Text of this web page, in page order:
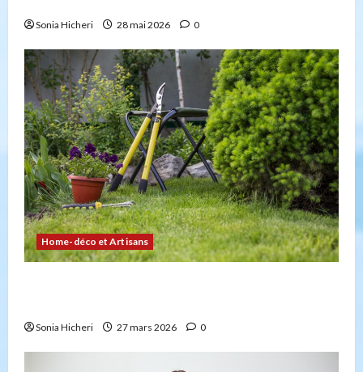
Sonia Hicheri 28 mai 2026 0
Home-déco et Artisans
Sonia Hicheri 27 mars 2026 0